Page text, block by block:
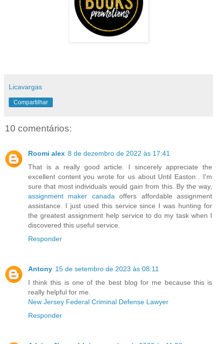
Licavargas
Compartilhar
10 comentários:
Roomi alex 8 de dezembro de 2022 às 17:41
That is a really good article. I sincerely appreciate the
excellent content you wrote for us about Until Easton . I'm
sure that most individuals would gain from this. By the way,
assignment maker canada offers affordable assignment
assistance. I just used this service since I was hunting for
the greatest assignment help service to do my task when I
discovered this useful service.
Responder
Antony 15 de setembro de 2023 às 08:11
I think this is one of the best blog for me because this is
really helpful for me.
New Jersey Federal Criminal Defense Lawyer
Responder